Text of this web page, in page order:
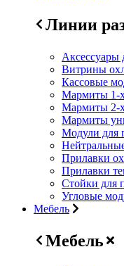
Линии
Аксессуары
Витрины
Кассовые
Мармиты 1-
Мармиты 2-
Мармиты
Модули для
Прилавки
Прилавки
Стойки для
Угловые
Мебель
Мебель